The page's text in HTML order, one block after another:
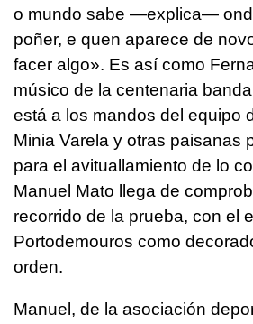
o mundo sabe —explica—
poñer, e quen aparece de
facer algo». Es así como
músico de la centenaria
está a los mandos del equipo
Minia Varela y otras paisanas
para el avituallamiento de lo
Manuel Mato llega de
recorrido de la prueba, con el
Portodemouros como
orden.
Manuel, de la asociación